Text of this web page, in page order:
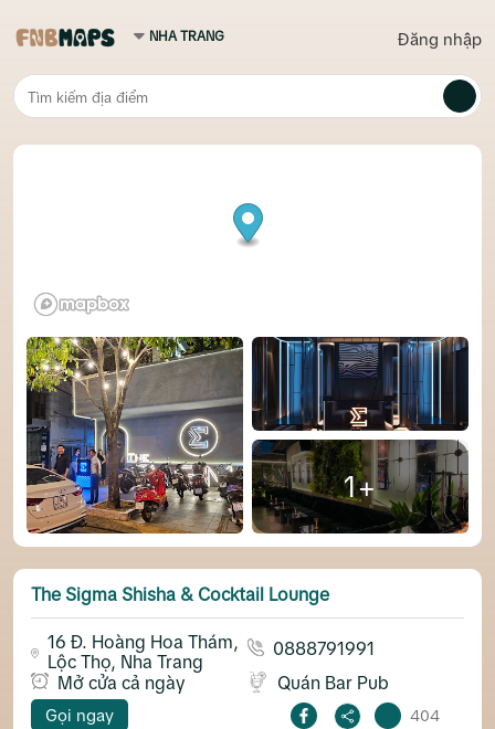
Đăng nhập
1+
The Sigma Shisha & Cocktail Lounge
16 Đ. Hoàng Hoa Thám,
Lộc Thọ, Nha Trang
0888791991
Mở cửa cả ngày
Quán Bar Pub
Gọi ngay 404